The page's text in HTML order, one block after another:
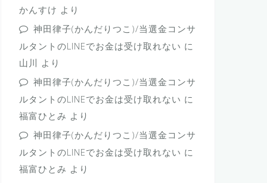
かんすけ より
神田律子(かんだりつこ)/当選金コンサ
ルタントのLINEでお金は受け取れない に
山川 より
神田律子(かんだりつこ)/当選金コンサ
ルタントのLINEでお金は受け取れない に
福富ひとみ より
神田律子(かんだりつこ)/当選金コンサ
ルタントのLINEでお金は受け取れない に
福富ひとみ より